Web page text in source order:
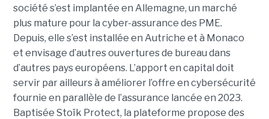
société s’est implantée en Allemagne, un marché
plus mature pour la cyber-assurance des PME.
Depuis, elle s’est installée en Autriche et à Monaco
et envisage d’autres ouvertures de bureau dans
d’autres pays européens. L’apport en capital doit
servir par ailleurs à améliorer l’offre en cybersécurité
fournie en parallèle de l’assurance lancée en 2023.
Baptisée Stoïk Protect, la plateforme propose des